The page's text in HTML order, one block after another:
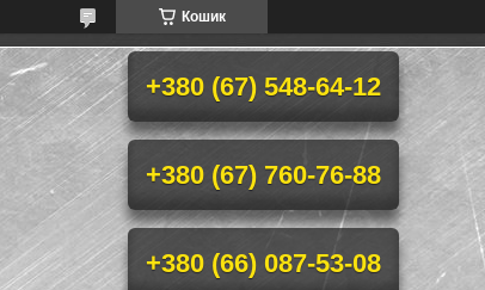
Кошик
+380 (67) 548-64-12
+380 (67) 760-76-88
+380 (66) 087-53-08